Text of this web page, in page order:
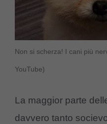
Non si scherza! I cani più
YouTube)
La maggior parte
davvero tanto